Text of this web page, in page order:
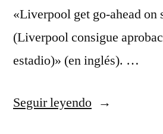
«Liverpool get go-ahead on
(Liverpool consigue
estadio)» (en inglés). …
Seguir leyendo«equipacion